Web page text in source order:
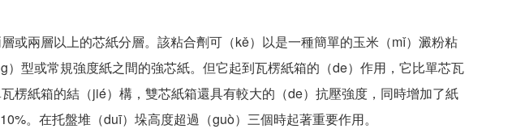
兩層以上的芯紙分層。該粘合劑可（kě）以是一種簡單的玉米（mǐ）澱粉粘
型或常規強度紙之間的強芯紙。但它起到瓦楞紙箱的（de）作用，它比單芯瓦
楞紙箱的結（jié）構，雙芯紙箱還具有較大的（de）抗壓強度，同時增加了紙
。在托盤堆（duī）垛高度超過（guò）三個時起著重要作用。